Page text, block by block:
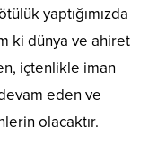
yaptığımızda
ki dünya ve ahiret
içtenlikle iman
eden ve
olacaktır.